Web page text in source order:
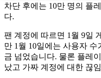
차단 후에는 10만 명의 플
다.
팬 계정에 따르면 1월 9일
만 1월 10일에는 사용자 수
금 넘었습니다. 물론 플레
났고 가짜 계정에 대한 끊